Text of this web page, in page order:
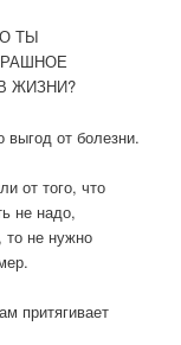
ТЫ
ЖИЗНИ?
выгод от болезни.
от того, что
не надо,
то не нужно
притягивает